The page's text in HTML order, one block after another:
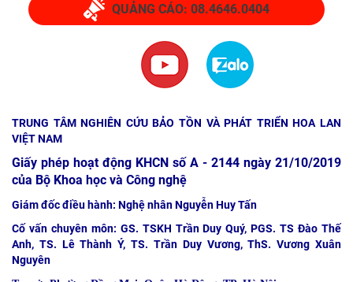
QUẢNG CÁO: 08.4646.0404
TRUNG TÂM NGHIÊN CỨU BẢO TỒN VÀ PHÁT TRIỂN HOA LAN
VIỆT NAM
Giấy phép hoạt động KHCN số A - 2144 ngày 21/10/2019
của Bộ Khoa học và Công nghệ
Giám đốc điều hành: Nghệ nhân Nguyễn Huy Tấn
Cố vấn chuyên môn: GS. TSKH Trần Duy Quý, PGS. TS Đào Thế
Anh, TS. Lê Thành Ý, TS. Trần Duy Vương, ThS. Vương Xuân
Nguyên